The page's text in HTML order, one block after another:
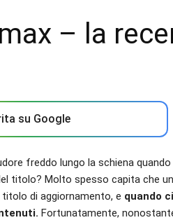
– la
su Google
freddo lungo la schiena
titolo? Molto spesso capita che
titolo di aggiornamento, e quando
Fortunatamente,